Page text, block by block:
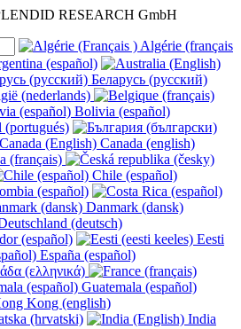
RESEARCH GmbH
Algérie (français
(español)
Беларусь (русский)
(nederlands)
Bolivia (español)
(portugués)
Canada (english)
(français)
Chile (español)
(español)
Danmark (dansk)
(deutsch)
(español)
Eesti
España (español)
(ελληνικά)
Guatemala (español)
Kong (english)
(hrvatski)
India